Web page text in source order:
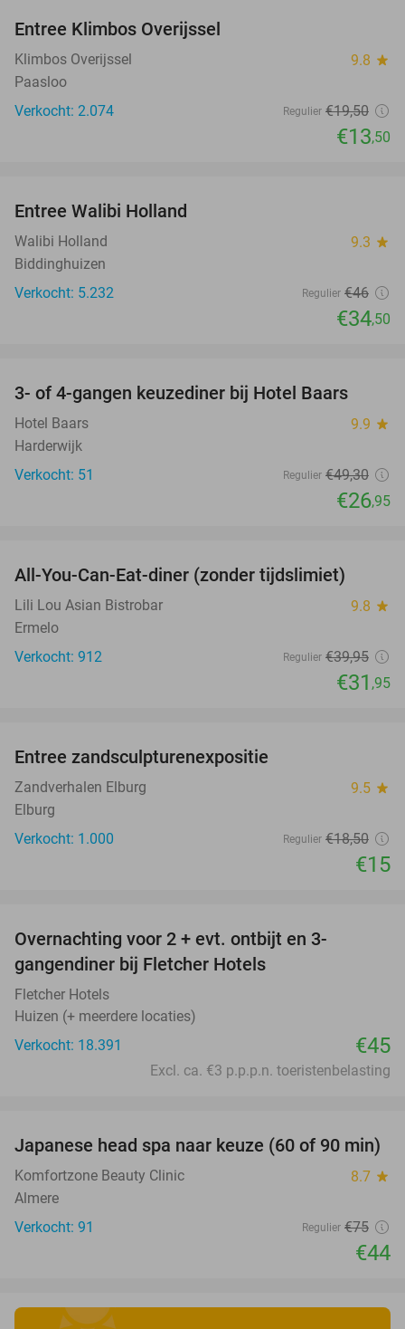
Entree Klimbos Overijssel
Klimbos Overijssel 9.8 star
Paasloo
Verkocht: 2.074
Regulier €19,50
€13,50
Entree Walibi Holland
Walibi Holland 9.3 star
Biddinghuizen
Verkocht: 5.232
Regulier €46
€34,50
3- of 4-gangen keuzediner bij Hotel Baars
Hotel Baars 9.9 star
Harderwijk
Verkocht: 51
Regulier €49,30
€26,95
All-You-Can-Eat-diner (zonder tijdslimiet)
Lili Lou Asian Bistrobar 9.8 star
Ermelo
Verkocht: 912
Regulier €39,95
€31 ,95
OUT
Entree zandsculpturenexpositie
Zandverhalen Elburg 9.5 star
Elburg
Verkocht: 1.000
Regulier €18,50
€15
Overnachting voor 2 + evt. ontbijt en 3-
gangendiner bij Fletcher Hotels
Fletcher Hotels
Huizen (+ meerdere locaties)
Verkocht: 18.391
€45
Excl. ca. €3 p.p.p.n. toeristenbelasting
41%
Japanese head spa naar keuze (60 of 90 min)
Komfortzone Beauty Clinic 8.7 star
Almere
Verkocht: 91
Regulier €75
€44